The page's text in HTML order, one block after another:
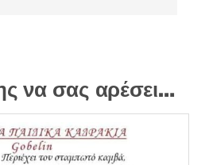
να σας αρέσει…